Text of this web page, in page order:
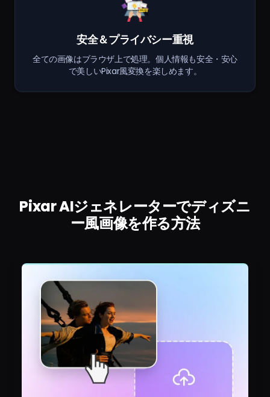
安全＆プライバシー重視
全ての画像はブラウザ上で処理。個人情報も安全・安心
で美しいPixar風変換を楽しめます。
Pixar AIジェネレーターでディズニ
ー風画像を作る方法